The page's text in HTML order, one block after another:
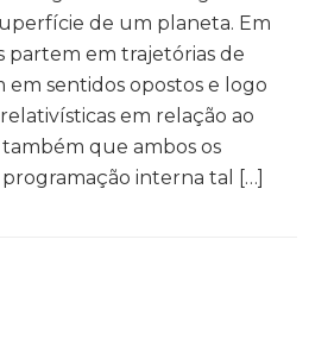
de um planeta. Em
partem em trajetórias de
em sentidos opostos e logo
em relação ao
que ambos os
interna tal […]